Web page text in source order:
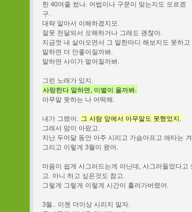
한 40여줄 썼나. 어법이나 구문이 맞는지도 모르겠
구.
대략 알아서 이해하겠지모.
잘못 전달되서 오해하거나 그래도 괜찮아.
지금껏 내 살아오면서 그 말한마디 해보지도 못하
말하면 더 안좋아질까봐.
말하면 사이가 멀어질까봐.
그런 노래가 있지.
사랑한다 말하면, 이별이 올까봐.
아무말 못하는 나 어떡해.
내가 그랬어.
그 사람 앞에서 아무말도 못했었지.
그래서 맘이 아팠고.
지난 두어달 동안 아주 시리고 가슴아프고 애타는
그리고 이렇게 3월이 왔어.
마음이 쉽게 사그러드는게 아닌데, 사그러들었다
고. 아니 하고 싶은것도 참고.
그렇게 그렇게 이렇게 시간이 흘러가버렸어.
3월.. 이젠 더이상 시리지 말자.